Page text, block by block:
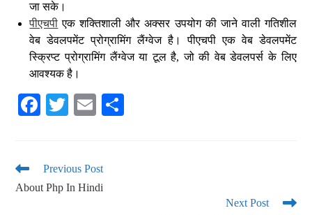
जा सके।
पीएचपी एक शक्तिशाली और अक्सर उपयोग की जाने वाली गतिशील
वेब डेवलपमेंट प्रोग्रामिंग लैंग्वेज है। पीएचपी एक वेब डेवलपमेंट
स्क्रिप्ट प्रोग्रामिंग लैंग्वेज या टूल है, जो की वेब डेवलपर्स के लिए
आवश्यक है।
Fa
ok
T
r
E
Previous Post
About Php In Hindi
Next Post